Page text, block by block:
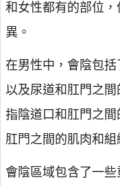
和女性都有的部位
異。
在男性中，會陰包括
以及尿道和肛門之
指陰道口和肛門之
肛門之間的肌肉和組
會陰區域包含了一